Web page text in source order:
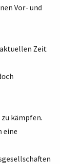
Vor- und
Zeit
kämpfen.
eine